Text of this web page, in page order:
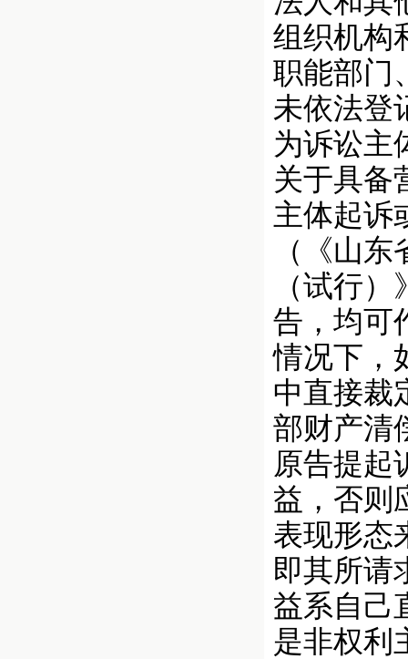
组织机构
职能部门
未依法登
为诉讼主
关于具备
主体起诉
（《山
（试行
告，均可
情况下，
中直接裁
部财产清
原告提起
益，否则
表现形态
即其所请
益系自己
是非权利